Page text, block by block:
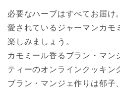
必要なハーブはすべてお届け
愛されているジャーマンカモ
楽しみましょう。
カモミール香るブラン・マン
ティーのオンラインクッキン
ブラン・マンジェ作りは郁子